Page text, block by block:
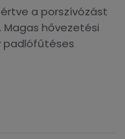
a porszívózást
hővezetési
padlófűtéses